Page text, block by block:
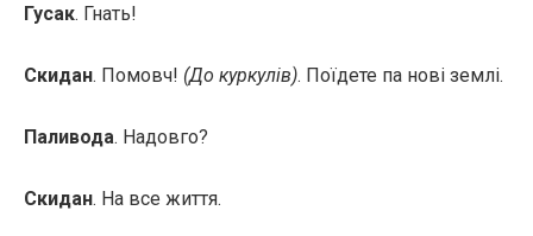
Гусак. Гнать!
Скидан. Помовч! (До куркулів). Поїдете па нові землі.
Паливода. Надовго?
Скидан. На все життя.